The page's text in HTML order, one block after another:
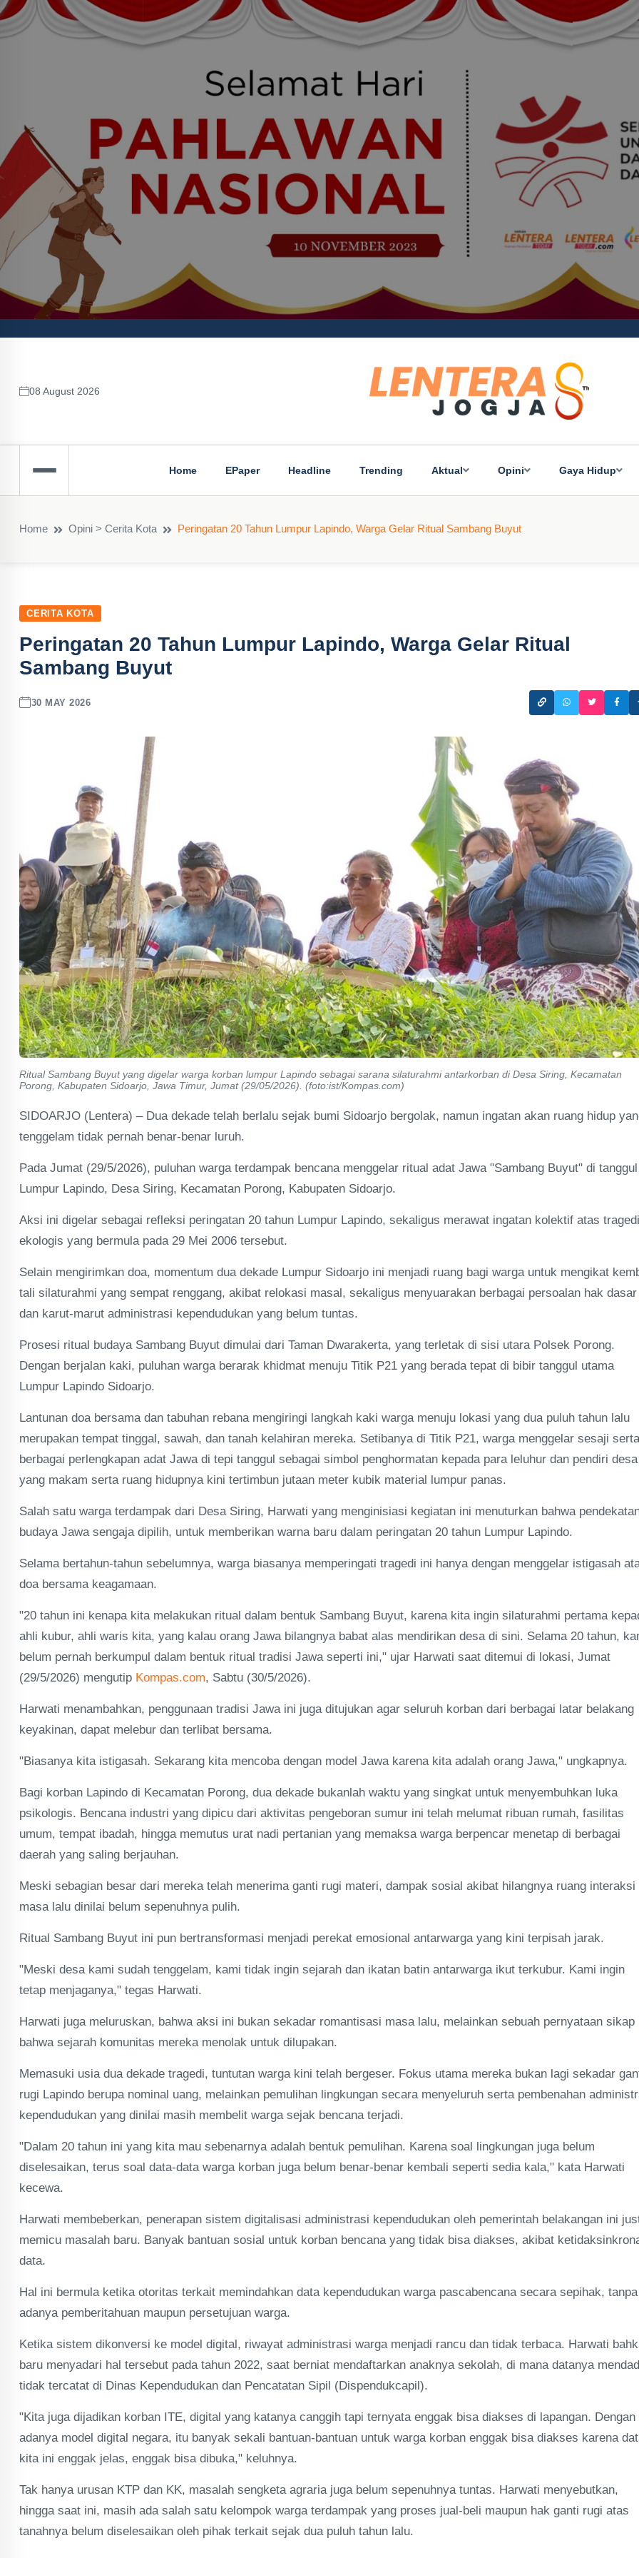
08 August 2026
Home EPaper Headline Trending Aktual Opini Gaya Hidup
Home Opini > Cerita Kota Peringatan 20 Tahun Lumpur Lapindo, Warga Gelar Ritual Sambang Buyut
CERITA KOTA
Peringatan 20 Tahun Lumpur Lapindo, Warga Gelar Ritual
Sambang Buyut
30 MAY 2026
Ritual Sambang Buyut yang digelar warga korban lumpur Lapindo sebagai sarana silaturahmi antarkorban di Desa Siring, Kecamatan
Porong, Kabupaten Sidoarjo, Jawa Timur, Jumat (29/05/2026). (foto:ist/Kompas.com)
SIDOARJO (Lentera) – Dua dekade telah berlalu sejak bumi Sidoarjo bergolak, namun ingatan akan ruang hidup
tenggelam tidak pernah benar-benar luruh.
Pada Jumat (29/5/2026), puluhan warga terdampak bencana menggelar ritual adat Jawa "Sambang Buyut" di tanggul
Lumpur Lapindo, Desa Siring, Kecamatan Porong, Kabupaten Sidoarjo.
Aksi ini digelar sebagai refleksi peringatan 20 tahun Lumpur Lapindo, sekaligus merawat ingatan kolektif atas tragedi
ekologis yang bermula pada 29 Mei 2006 tersebut.
Selain mengirimkan doa, momentum dua dekade Lumpur Sidoarjo ini menjadi ruang bagi warga untuk mengikat
tali silaturahmi yang sempat renggang, akibat relokasi masal, sekaligus menyuarakan berbagai persoalan hak dasar
dan karut-marut administrasi kependudukan yang belum tuntas.
Prosesi ritual budaya Sambang Buyut dimulai dari Taman Dwarakerta, yang terletak di sisi utara Polsek Porong.
Dengan berjalan kaki, puluhan warga berarak khidmat menuju Titik P21 yang berada tepat di bibir tanggul utama
Lumpur Lapindo Sidoarjo.
Lantunan doa bersama dan tabuhan rebana mengiringi langkah kaki warga menuju lokasi yang dua puluh tahun lalu
merupakan tempat tinggal, sawah, dan tanah kelahiran mereka. Setibanya di Titik P21, warga menggelar sesaji serta
berbagai perlengkapan adat Jawa di tepi tanggul sebagai simbol penghormatan kepada para leluhur dan pendiri desa
yang makam serta ruang hidupnya kini tertimbun jutaan meter kubik material lumpur panas.
Salah satu warga terdampak dari Desa Siring, Harwati yang menginisiasi kegiatan ini menuturkan bahwa
budaya Jawa sengaja dipilih, untuk memberikan warna baru dalam peringatan 20 tahun Lumpur Lapindo.
Selama bertahun-tahun sebelumnya, warga biasanya memperingati tragedi ini hanya dengan menggelar istigasah
doa bersama keagamaan.
"20 tahun ini kenapa kita melakukan ritual dalam bentuk Sambang Buyut, karena kita ingin silaturahmi pertama
ahli kubur, ahli waris kita, yang kalau orang Jawa bilangnya babat alas mendirikan desa di sini. Selama 20 tahun,
belum pernah berkumpul dalam bentuk ritual tradisi Jawa seperti ini," ujar Harwati saat ditemui di lokasi, Jumat
(29/5/2026) mengutip Kompas.com, Sabtu (30/5/2026).
Harwati menambahkan, penggunaan tradisi Jawa ini juga ditujukan agar seluruh korban dari berbagai latar belakang
keyakinan, dapat melebur dan terlibat bersama.
"Biasanya kita istigasah. Sekarang kita mencoba dengan model Jawa karena kita adalah orang Jawa," ungkapnya.
Bagi korban Lapindo di Kecamatan Porong, dua dekade bukanlah waktu yang singkat untuk menyembuhkan luka
psikologis. Bencana industri yang dipicu dari aktivitas pengeboran sumur ini telah melumat ribuan rumah, fasilitas
umum, tempat ibadah, hingga memutus urat nadi pertanian yang memaksa warga berpencar menetap di berbagai
daerah yang saling berjauhan.
Meski sebagian besar dari mereka telah menerima ganti rugi materi, dampak sosial akibat hilangnya ruang interaksi
masa lalu dinilai belum sepenuhnya pulih.
Ritual Sambang Buyut ini pun bertransformasi menjadi perekat emosional antarwarga yang kini terpisah jarak.
"Meski desa kami sudah tenggelam, kami tidak ingin sejarah dan ikatan batin antarwarga ikut terkubur. Kami ingin
tetap menjaganya," tegas Harwati.
Harwati juga meluruskan, bahwa aksi ini bukan sekadar romantisasi masa lalu, melainkan sebuah pernyataan sikap
bahwa sejarah komunitas mereka menolak untuk dilupakan.
Memasuki usia dua dekade tragedi, tuntutan warga kini telah bergeser. Fokus utama mereka bukan lagi sekadar
rugi Lapindo berupa nominal uang, melainkan pemulihan lingkungan secara menyeluruh serta pembenahan
kependudukan yang dinilai masih membelit warga sejak bencana terjadi.
"Dalam 20 tahun ini yang kita mau sebenarnya adalah bentuk pemulihan. Karena soal lingkungan juga belum
diselesaikan, terus soal data-data warga korban juga belum benar-benar kembali seperti sedia kala," kata Harwati
kecewa.
Harwati membeberkan, penerapan sistem digitalisasi administrasi kependudukan oleh pemerintah belakangan ini
memicu masalah baru. Banyak bantuan sosial untuk korban bencana yang tidak bisa diakses, akibat
data.
Hal ini bermula ketika otoritas terkait memindahkan data kependudukan warga pascabencana secara sepihak, tanpa
adanya pemberitahuan maupun persetujuan warga.
Ketika sistem dikonversi ke model digital, riwayat administrasi warga menjadi rancu dan tidak terbaca. Harwati
baru menyadari hal tersebut pada tahun 2022, saat berniat mendaftarkan anaknya sekolah, di mana datanya
tidak tercatat di Dinas Kependudukan dan Pencatatan Sipil (Dispendukcapil).
"Kita juga dijadikan korban ITE, digital yang katanya canggih tapi ternyata enggak bisa diakses di lapangan. Dengan
adanya model digital negara, itu banyak sekali bantuan-bantuan untuk warga korban enggak bisa diakses karena
kita ini enggak jelas, enggak bisa dibuka," keluhnya.
Tak hanya urusan KTP dan KK, masalah sengketa agraria juga belum sepenuhnya tuntas. Harwati menyebutkan,
hingga saat ini, masih ada salah satu kelompok warga terdampak yang proses jual-beli maupun hak ganti rugi atas
tanahnya belum diselesaikan oleh pihak terkait sejak dua puluh tahun lalu.